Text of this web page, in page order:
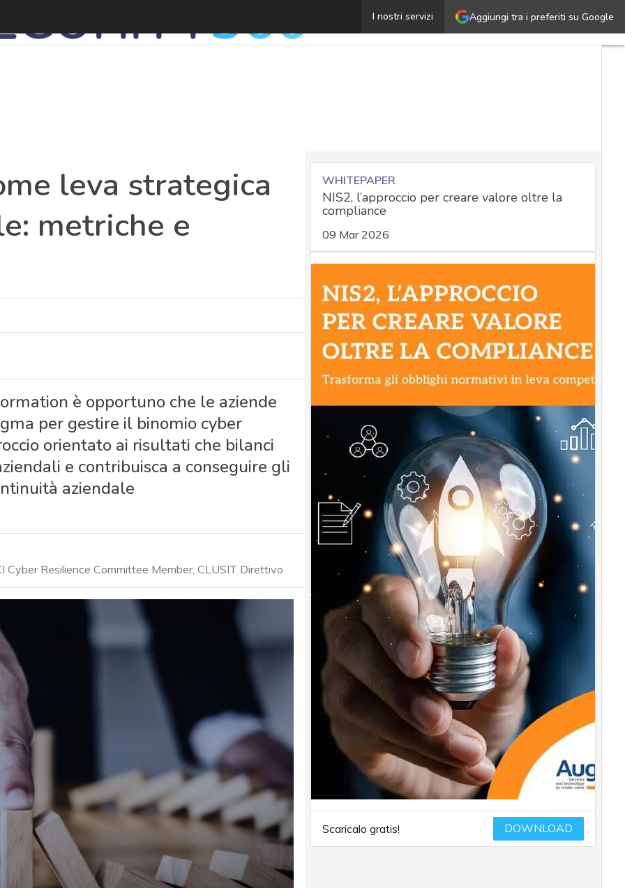
Aggiungi tra i preferiti su Google
I nostri servizi
La cyber security come leva strategica del business
leva strategica
metriche e
è opportuno che le aziende
per gestire il binomio cyber
orientato ai risultati che bilanci
e contribuisca a conseguire gli
aziendale
Resilience Committee Member, CLUSIT Direttivo
WHITEPAPER
NIS2, l’approccio per creare valore oltre la
compliance
09 Mar 2026
Scaricalo gratis! DOWNLOAD